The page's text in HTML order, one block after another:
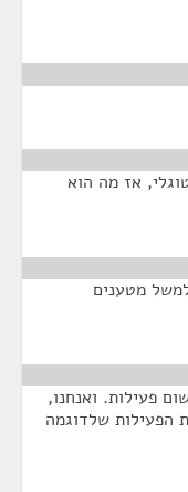
אז מה הוא
מטענים
פעילות. ואנחנו,
את הפעילות שלדוגמה